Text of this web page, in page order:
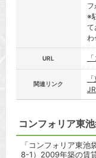
フ
※
て
わ
URL
関連リンク
コンフォリア東
「コンフォリア東
8-1）2009年築の賃